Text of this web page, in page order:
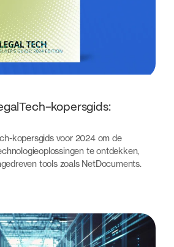
kopersgids:
kopersgids voor 2024 om de
te ontdekken,
tools zoals NetDocuments.